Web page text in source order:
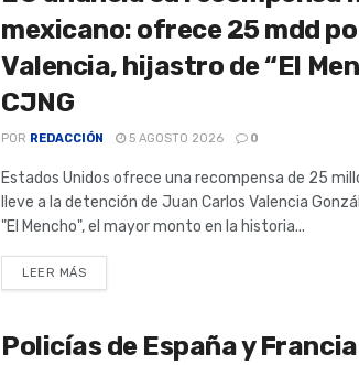
mexicano: ofrece 25 mdd
Valencia, hijastro de “El
CJNG
POR REDACCIÓN 5 AGOSTO 2026 0
Estados Unidos ofrece una recompensa de 25
lleve a la detención de Juan Carlos Valencia
"El Mencho", el mayor monto en la historia...
LEER MÁS
Policías de España y